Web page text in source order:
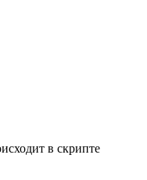
в скрипте